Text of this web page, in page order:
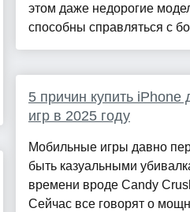
этом даже недорогие
способны справляться с
5 причин купить iPhone
игр в 2025 году
Мобильные игры давно
быть казуальными
времени вроде Candy
Сейчас все говорят о